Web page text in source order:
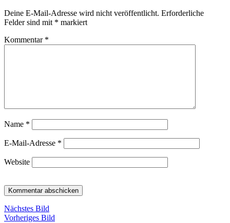
Deine E-Mail-Adresse wird nicht veröffentlicht. Erforderliche
Felder sind mit * markiert
Kommentar *
Name *
E-Mail-Adresse *
Website
Nächstes Bild
Vorheriges Bild